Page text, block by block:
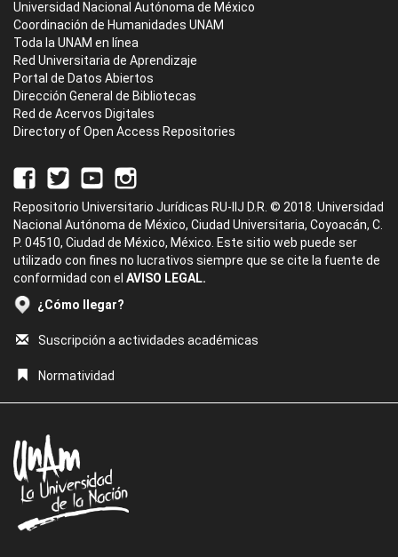
Universidad Nacional Autónoma de México
Coordinación de Humanidades UNAM
Toda la UNAM en línea
Red Universitaria de Aprendizaje
Portal de Datos Abiertos
Dirección General de Bibliotecas
Red de Acervos Digitales
Directory of Open Access Repositories
Repositorio Universitario Jurídicas RU-IIJ D.R. © 2018. Universidad
Nacional Autónoma de México, Ciudad Universitaria, Coyoacán, C.
P. 04510, Ciudad de México, México. Este sitio web puede ser
utilizado con fines no lucrativos siempre que se cite la fuente de
conformidad con el AVISO LEGAL.
¿Cómo llegar?
Suscripción a actividades académicas
Normatividad